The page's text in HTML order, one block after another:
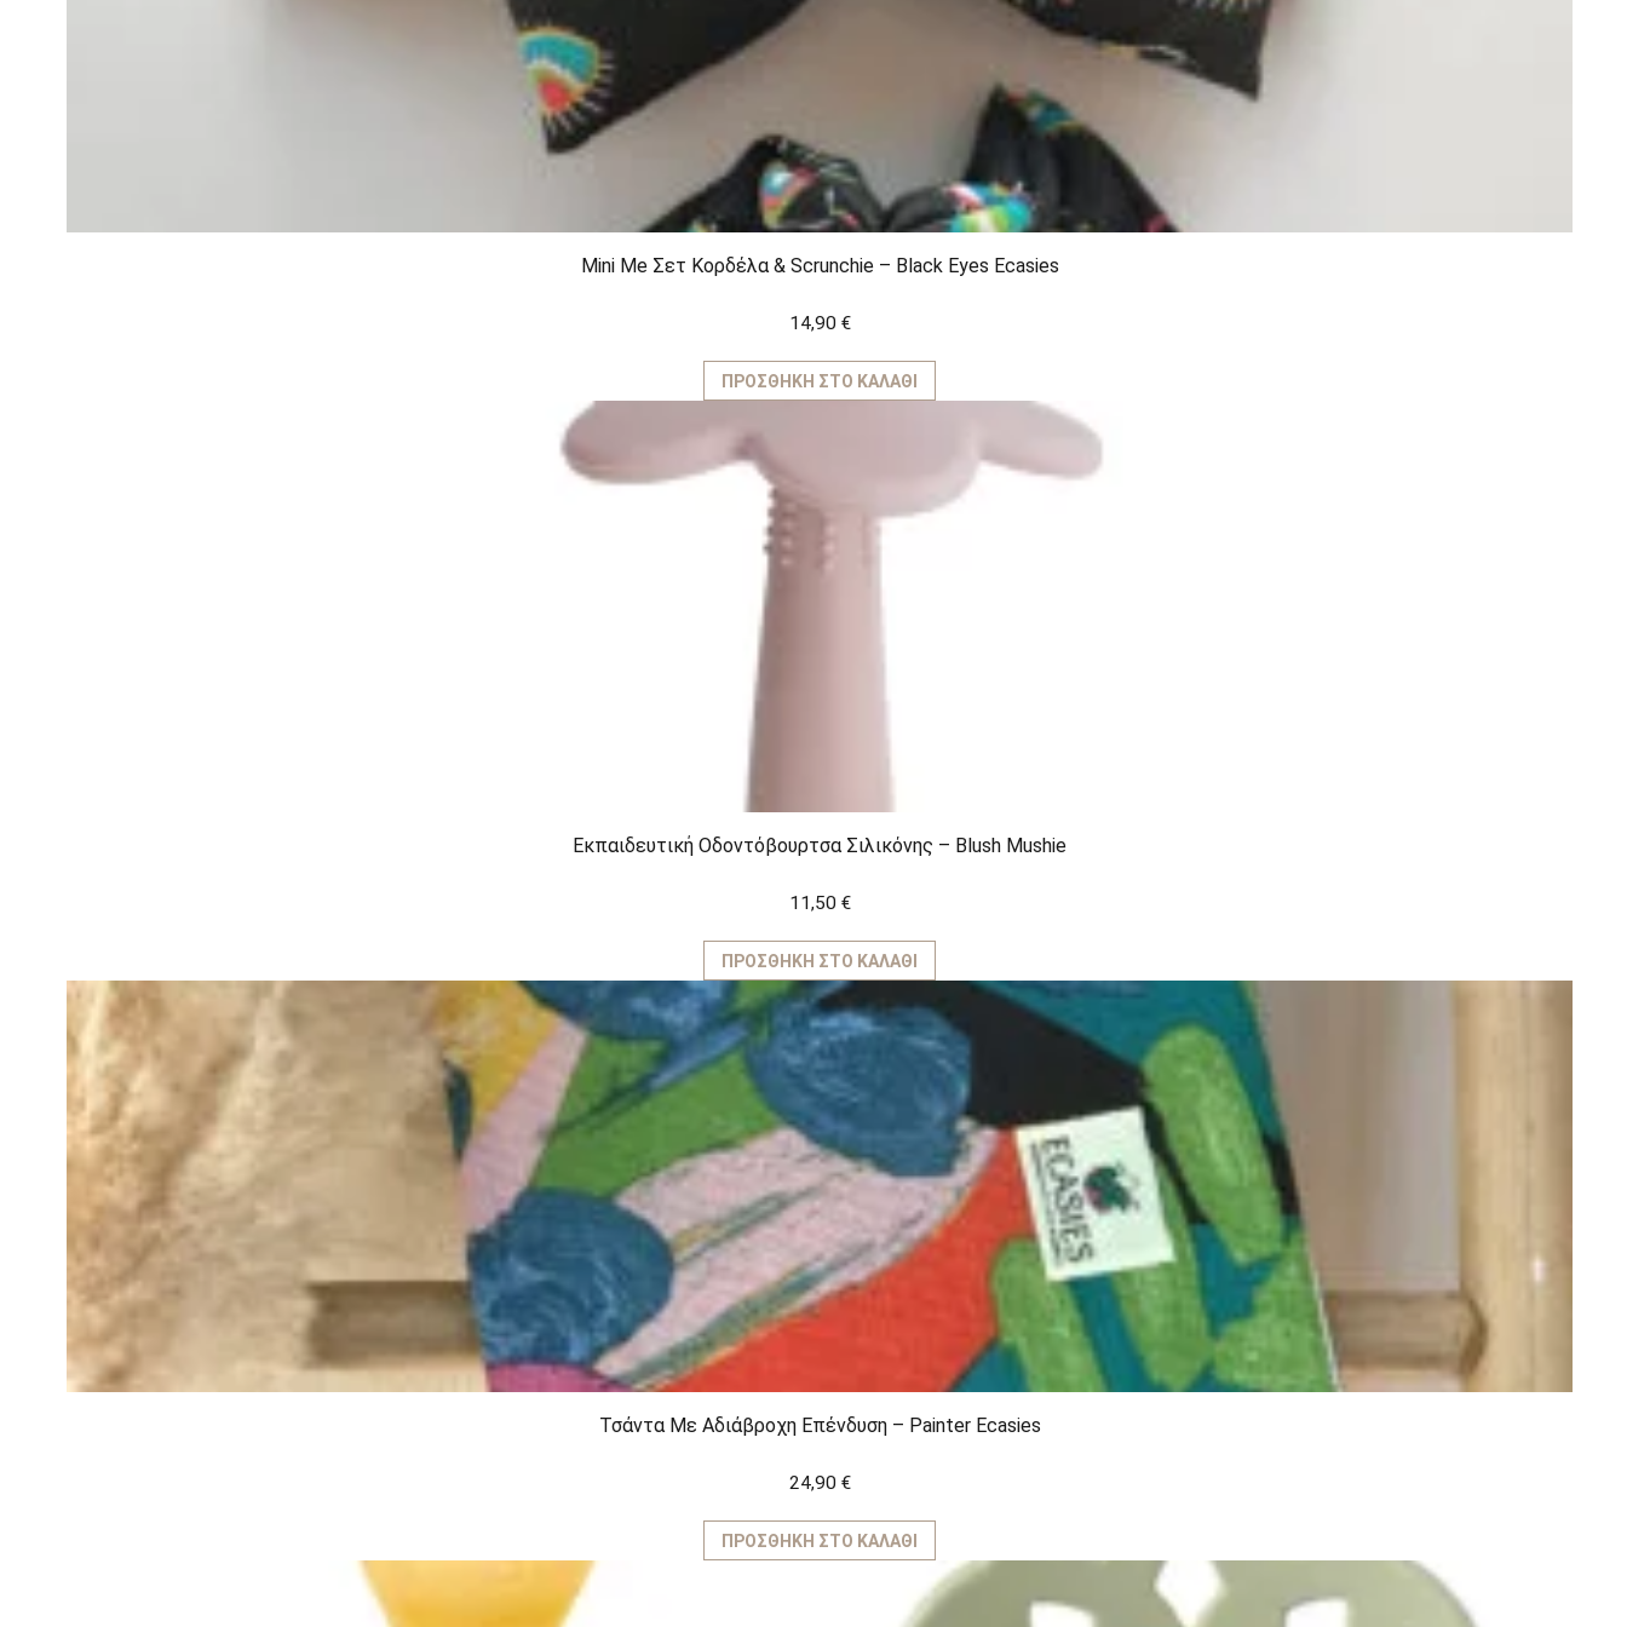
Mini Me Σετ Κορδέλα & Scrunchie – Black Eyes Ecasies
14,90 €
ΠΡΟΣΘΉΚΗ ΣΤΟ ΚΑΛΆΘΙ
Εκπαιδευτική Οδοντόβουρτσα Σιλικόνης – Blush Mushie
11,50 €
ΠΡΟΣΘΉΚΗ ΣΤΟ ΚΑΛΆΘΙ
Τσάντα Με Αδιάβροχη Επένδυση – Painter Ecasies
24,90 €
ΠΡΟΣΘΉΚΗ ΣΤΟ ΚΑΛΆΘΙ